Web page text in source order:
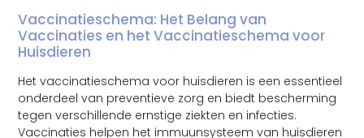
Vaccinatieschema: Het Belang van
Vaccinaties en het Vaccinatieschema voor
Huisdieren
Het vaccinatieschema voor huisdieren is een essentieel
onderdeel van preventieve zorg en biedt bescherming
tegen verschillende ernstige ziekten en infecties.
Vaccinaties helpen het immuunsysteem van huisdieren